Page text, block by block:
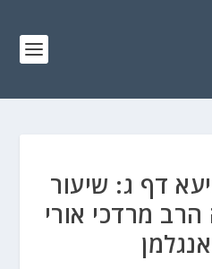
דף ג: שיעור
הרב מרדכי אורי